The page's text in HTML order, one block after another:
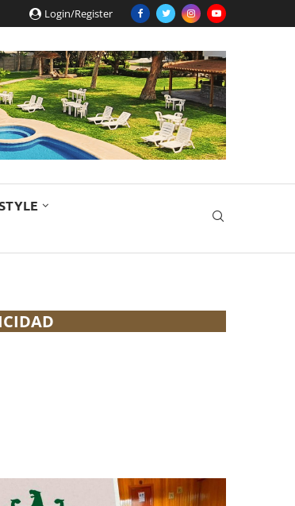
Login/Register